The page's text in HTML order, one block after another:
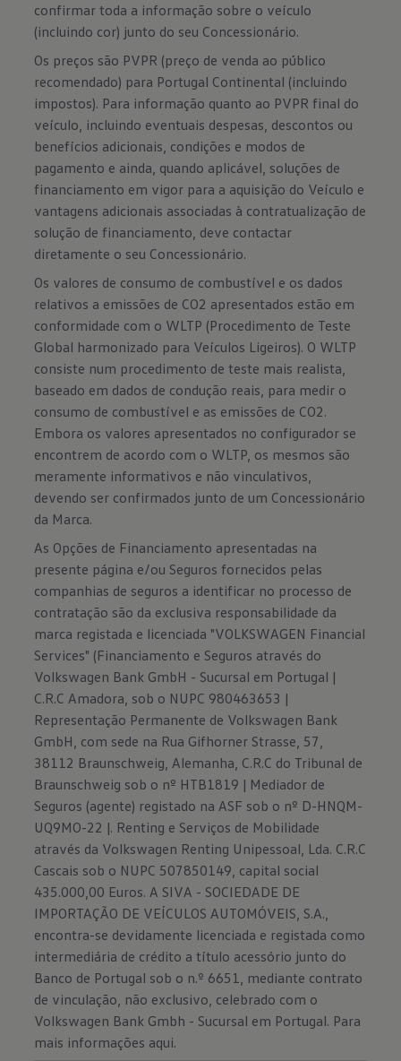
confirmar toda a informação sobre o veículo
(incluindo cor) junto do seu Concessionário.
Os preços são PVPR (preço de venda ao público
recomendado) para Portugal Continental (incluindo
impostos). Para informação quanto ao PVPR final do
veículo, incluindo eventuais despesas, descontos ou
benefícios adicionais, condições e modos de
pagamento e ainda, quando aplicável, soluções de
financiamento em vigor para a aquisição do Veículo e
vantagens adicionais associadas à contratualização de
solução de financiamento, deve contactar
diretamente o seu Concessionário.
Os valores de consumo de combustível e os dados
relativos a emissões de CO2 apresentados estão em
conformidade com o WLTP (Procedimento de Teste
Global harmonizado para Veículos Ligeiros). O WLTP
consiste num procedimento de teste mais realista,
baseado em dados de condução reais, para medir o
consumo de combustível e as emissões de CO2.
Embora os valores apresentados no configurador se
encontrem de acordo com o WLTP, os mesmos são
meramente informativos e não vinculativos,
devendo ser confirmados junto de um Concessionário
da Marca.
As Opções de Financiamento apresentadas na
presente página e/ou Seguros fornecidos pelas
companhias de seguros a identificar no processo de
contratação são da exclusiva responsabilidade da
marca registada e licenciada "VOLKSWAGEN Financial
Services" (Financiamento e Seguros através do
Volkswagen Bank GmbH - Sucursal em Portugal |
C.R.C Amadora, sob o NUPC 980463653 |
Representação Permanente de Volkswagen Bank
GmbH, com sede na Rua Gifhorner Strasse, 57,
38112 Braunschweig, Alemanha, C.R.C do Tribunal de
Braunschweig sob o nº HTB1819 | Mediador de
Seguros (agente) registado na ASF sob o nº D-HNQM-
UQ9MO-22 |. Renting e Serviços de Mobilidade
através da Volkswagen Renting Unipessoal, Lda. C.R.C
Cascais sob o NUPC 507850149, capital social
435.000,00 Euros. A SIVA - SOCIEDADE DE
IMPORTAÇÃO DE VEÍCULOS AUTOMÓVEIS, S.A.,
encontra-se devidamente licenciada e registada como
intermediária de crédito a título acessório junto do
Banco de Portugal sob o n.º 6651, mediante contrato
de vinculação, não exclusivo, celebrado com o
Volkswagen Bank Gmbh - Sucursal em Portugal. Para
mais informações aqui.